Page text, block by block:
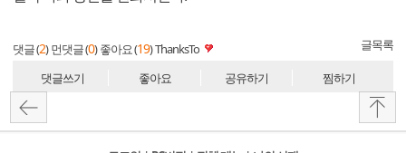
댓글 (2) 먼댓글 (0) 좋아요 (19)ThanksTo 글목록
댓글쓰기 좋아요 공유하기 찜하기